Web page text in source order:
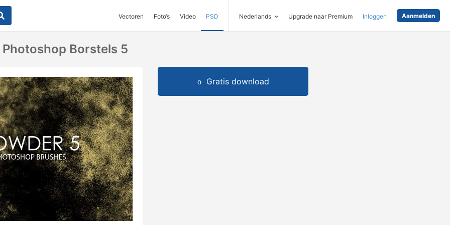
Vectoren Foto‘s Video PSD Nederlands Upgrade naar Premium Inloggen Aanmelden
Borstels 5
Gratis download